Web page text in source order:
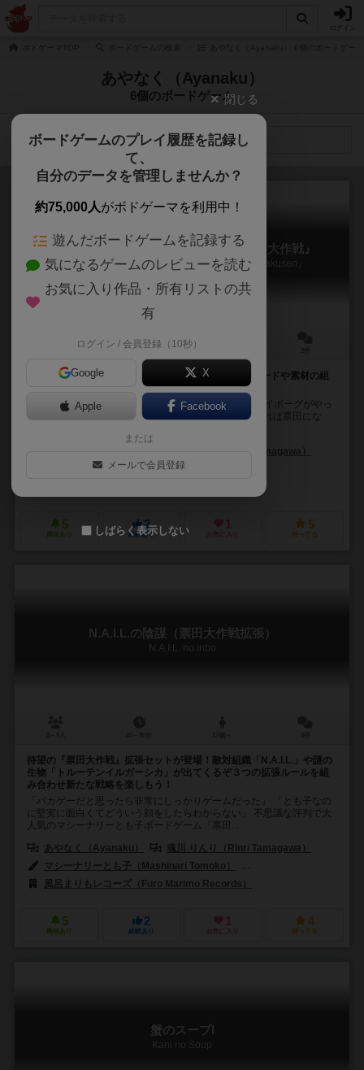
あやなく（Ayanaku）
6個のボードゲーム
検索メニュー
マシーナリーとも子ボードゲーム『票田大作戦』
Mashinari Tomoko board game 『Hyoden Daisakusen』
60～90分
マシーナリーとも子の本格的ボードゲームが登場！カードや素材の組
み合わせで、多くの投票券を集めよう！
シンギュラリティ！人類を滅ぼすために2045年からサイボーグがやっ
てきた！ 人類に残された道はただ一つ「死にたくなければ票田にな
魂川 りんり（Rinri Tamagawa）
マシーナリーとも子（Mashinari Tomoko）
5
興味あり
2
経験あり
1
お気に入り
5
持ってる
N.A.I.L.の陰謀（票田大作戦拡張）
N.A.I.L. no inbo
待望の『票田大作戦』拡張セットが登場！敵対組織「N.A.I.L.」や謎の
生物「トルーテンイルガーシカ」が出てくるぞ３つの拡張ルールを組
み合わせ新たな戦略を楽しもう！
「バカゲーだと思ったら非常にしっかりゲームだった」 「とも子なの
に堅実に面白くてどういう顔をしたらわからない」 不思議な評判で大
人気のマシーナリーとも子ボードゲーム『票田...
あやなく（Ayanaku）
魂川 りんり（Rinri Tamagawa）
マシーナリーとも子（Mashinari Tomoko）
風呂まりもレコーズ（Furo Marimo Records）
5
興味あり
2
経験あり
1
お気に入り
4
持ってる
蟹のスープⅠ
Kani no Soup
閉じる
ボードゲームのプレイ履歴を記録し
て、
自分のデータを管理しませんか？
約75,000人がボドゲーマを利用中！
遊んだボードゲームを記録する
気になるゲームのレビューを読む
お気に入り作品・所有リストの共
有
ログイン / 会員登録（10秒）
Google X
Apple Facebook
または
メールで会員登録
しばらく表示しない